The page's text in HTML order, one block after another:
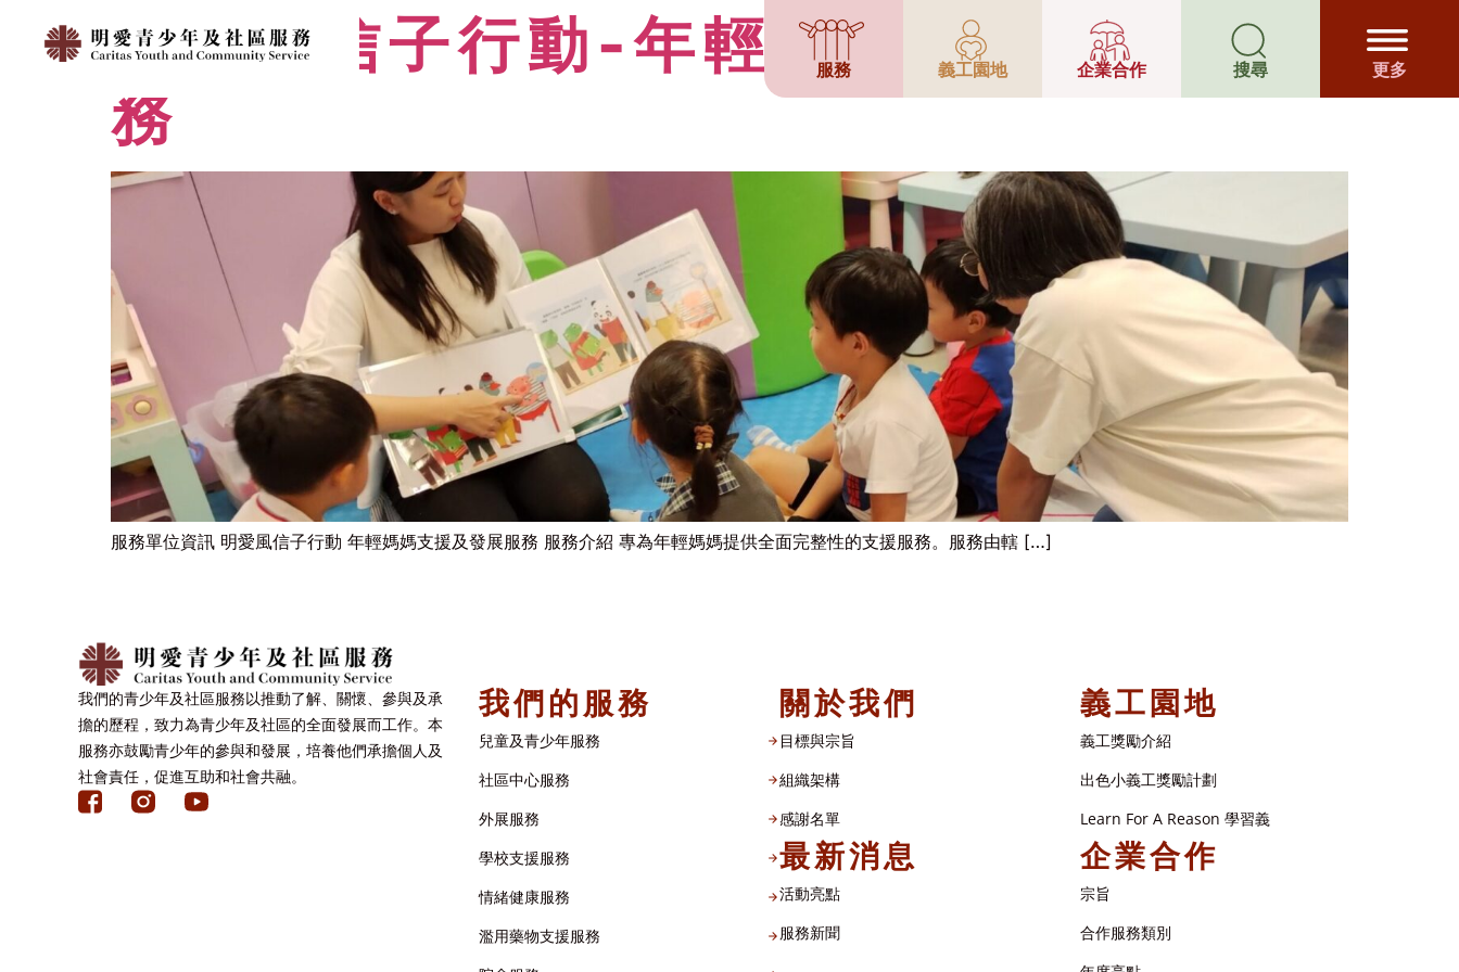
服務 義工園地 企業合作 搜尋 更多
明愛風信子行動-年輕媽媽支援及發展服
務
服務單位資訊 明愛風信子行動 年輕媽媽支援及發展服務 服務介紹 專為年輕媽媽提供全面完整性的支援服務。服務由轄 […]
我們的青少年及社區服務以推動了解、關懷、參與及承
擔的歷程，致力為青少年及社區的全面發展而工作。本
服務亦鼓勵青少年的參與和發展，培養他們承擔個人及
社會責任，促進互助和社會共融。
我們的服務
兒童及青少年服務
社區中心服務
外展服務
學校支援服務
情緒健康服務
濫用藥物支援服務
關於我們
目標與宗旨
組織架構​
感謝名單​
最新消息
活動亮點
服務新聞
義工園地
義工獎勵介紹
出色小義工獎勵計劃
Learn For A Reason 學習義
企業合作
宗旨
合作服務類別